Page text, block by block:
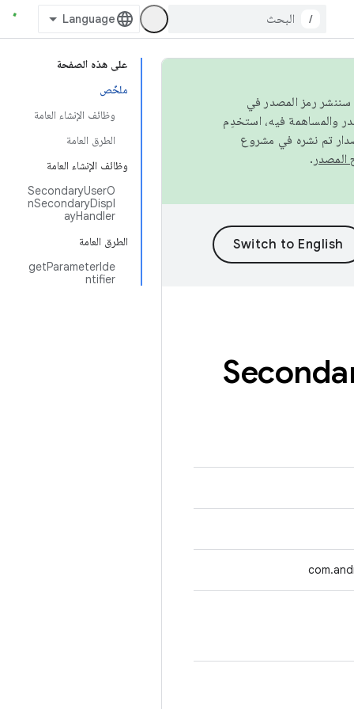
/
على هذه الصفحة
ملخّص
وظائف الإنشاء العامة
الطرق العامة
وظائف الإنشاء العامة
SecondaryUserO
nSecondaryDispl
ayHandler
الطرق العامة
getParameterIde
ntifier
سننشر رمز المصدر في
تم نشره في مشروع
.